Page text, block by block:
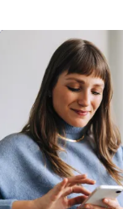
29,99 €Neu: